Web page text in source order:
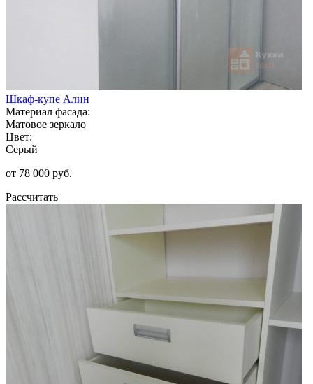
Шкаф-купе Алин
Материал фасада:
Матовое зеркало
Цвет:
Серый
от 78 000 руб.
Рассчитать